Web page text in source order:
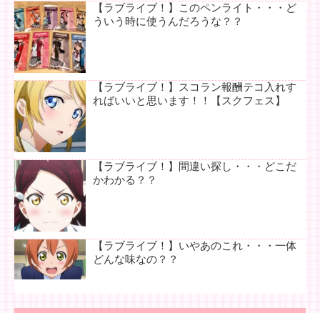
【ラブライブ！】このペンライト・・・ど
ういう時に使うんだろうな？？
【ラブライブ！】スコラン報酬テコ入れす
ればいいと思います！！【スクフェス】
【ラブライブ！】間違い探し・・・どこだ
かわかる？？
【ラブライブ！】いやあのこれ・・・一体
どんな味なの？？